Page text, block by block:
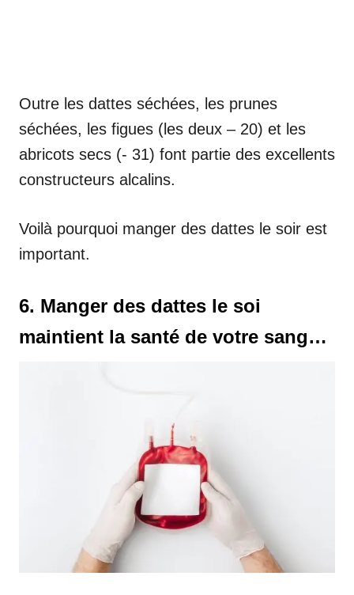
Outre les dattes séchées, les prunes
séchées, les figues (les deux – 20) et les
abricots secs (- 31) font partie des excellents
constructeurs alcalins.
Voilà pourquoi manger des dattes le soir est
important.
6. Manger des dattes le soi
maintient la santé de votre sang…